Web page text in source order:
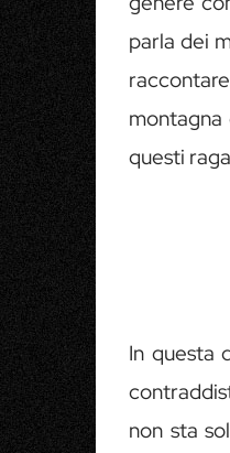
parla dei
questi
In questa
non sta